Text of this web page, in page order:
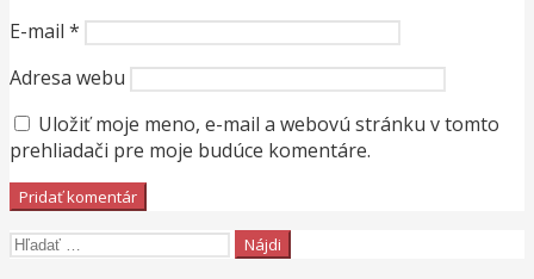
E-mail *
Adresa webu
Uložiť moje meno, e-mail a webovú stránku v tomto
prehliadači pre moje budúce komentáre.
Hľadať: